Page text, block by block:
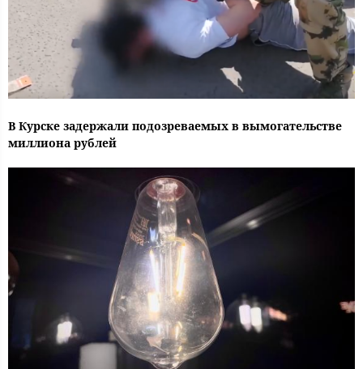
В Курске задержали подозреваемых в вымогательстве
миллиона рублей